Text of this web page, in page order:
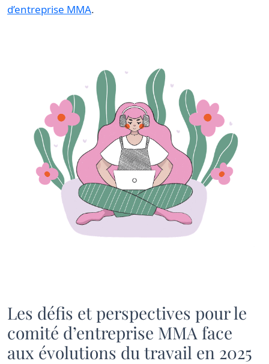
d’entreprise MMA.
Les défis et perspectives pour le
comité d’entreprise MMA face
aux évolutions du travail en 2025